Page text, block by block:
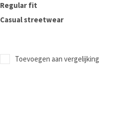
Regular fit
Casual streetwear
Toevoegen aan vergelijking